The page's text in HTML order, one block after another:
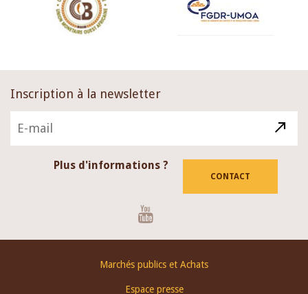
Inscription à la newsletter
Plus d'informations ?
CONTACT
Marchés publics et Achats
Espace presse